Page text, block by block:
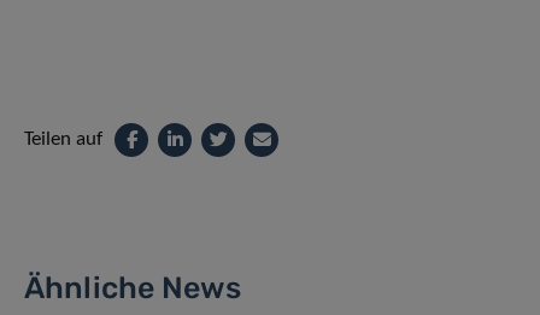
Teilen auf
Ähnliche News